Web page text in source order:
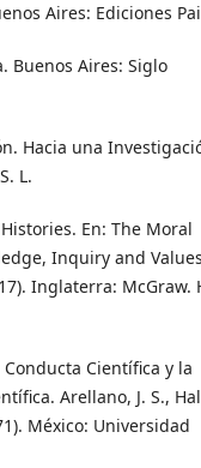
Aires: Ediciones
Buenos Aires: Siglo
Hacia una
L.
En: The Moral
Inquiry and
Inglaterra: McGraw.
Conducta Científica y la
Arellano, J. S.,
México: Universidad